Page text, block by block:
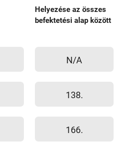
Helyezése az összes
befektetési alap között
N/A
138.
166.